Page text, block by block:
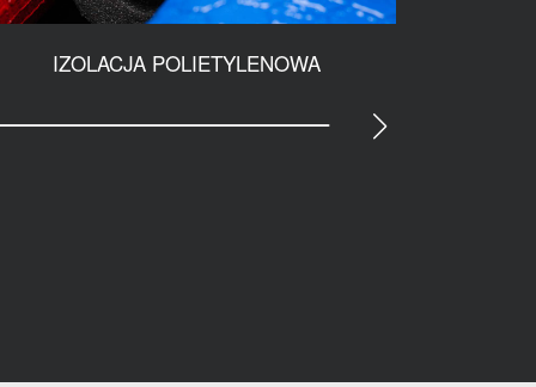
IZOLACJA POLIETYLENOWA